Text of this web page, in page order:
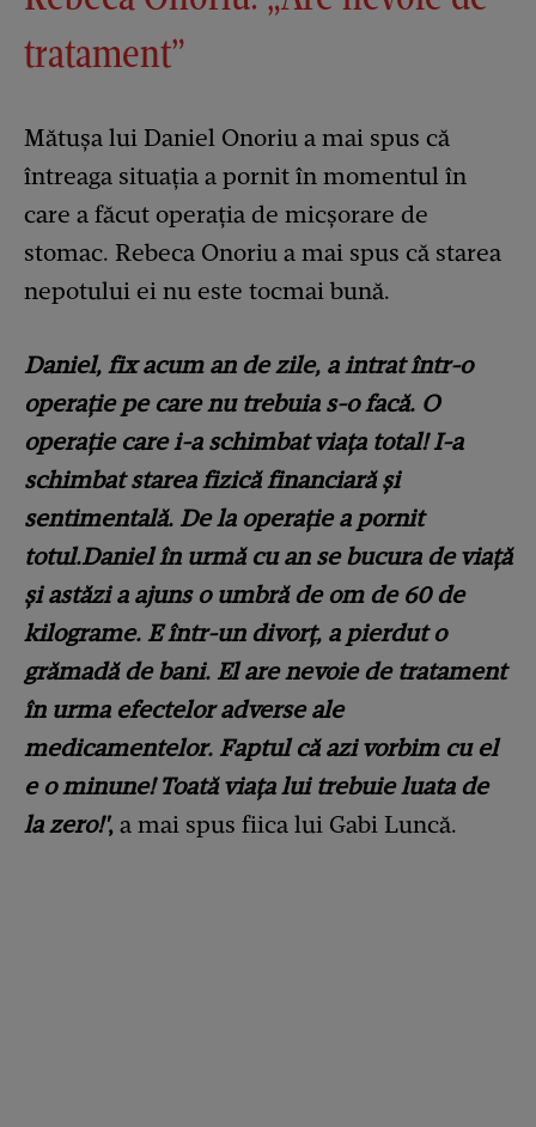
tratament”
Mătușa lui Daniel Onoriu a mai spus că
întreaga situația a pornit în momentul în
care a făcut operația de micșorare de
stomac. Rebeca Onoriu a mai spus că starea
nepotului ei nu este tocmai bună.
Daniel, fix acum an de zile, a intrat într-o
operație pe care nu trebuia s-o facă. O
operație care i-a schimbat viața total! I-a
schimbat starea fizică financiară și
sentimentală. De la operație a pornit
totul.Daniel în urmă cu an se bucura de viață
și astăzi a ajuns o umbră de om de 60 de
kilograme. E într-un divorț, a pierdut o
grămadă de bani. El are nevoie de tratament
în urma efectelor adverse ale
medicamentelor. Faptul că azi vorbim cu el
e o minune! Toată viața lui trebuie luata de
la zero!', a mai spus fiica lui Gabi Luncă.